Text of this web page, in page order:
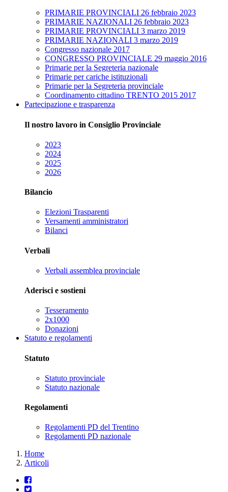
PRIMARIE PROVINCIALI 26 febbraio 2023
PRIMARIE NAZIONALI 26 febbraio 2023
PRIMARIE PROVINCIALI 3 marzo 2019
PRIMARIE NAZIONALI 3 marzo 2019
Congresso nazionale 2017
CONGRESSO PROVINCIALE 29 maggio 2016
Primarie per la Segreteria nazionale
Primarie per cariche istituzionali
Primarie per la Segreteria provinciale
Coordinamento cittadino TRENTO 2015 2017
Partecipazione e trasparenza
Il nostro lavoro in Consiglio Provinciale
2023
2024
2025
2026
Bilancio
Elezioni Trasparenti
Versamenti amministratori
Bilanci
Verbali
Verbali assemblea provinciale
Aderisci e sostieni
Tesseramento
2x1000
Donazioni
Statuto e regolamenti
Statuto
Statuto provinciale
Statuto nazionale
Regolamenti
Regolamenti PD del Trentino
Regolamenti PD nazionale
Home
Articoli